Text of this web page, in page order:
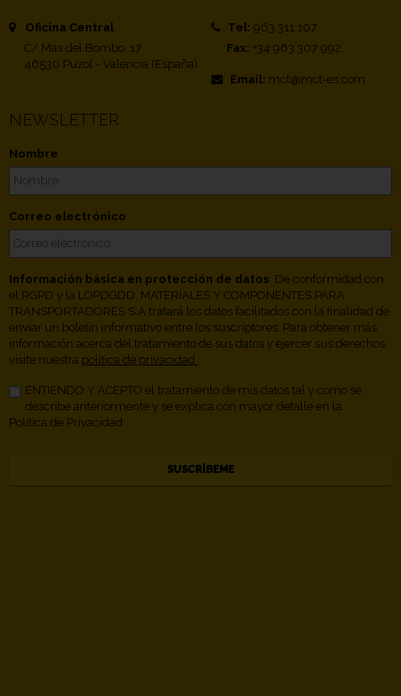
Oficina Central
C/ Mas del Bombo, 17
46530 Puzol - Valencia (España)
Tel: 963 311 107
Fax: +34 963 307 992
Email: mct@mct-es.com
NEWSLETTER
Nombre
Correo electrónico
Información básica en protección de datos . De conformidad con
el RGPD y la LOPDGDD, MATERIALES Y COMPONENTES PARA
TRANSPORTADORES S.A tratará los datos facilitados con la finalidad de
enviar un boletín informativo entre los suscriptores. Para obtener más
información acerca del tratamiento de sus datos y ejercer sus derechos,
visite nuestra política de privacidad.
ENTIENDO Y ACEPTO el tratamiento de mis datos tal y como se
describe anteriormente y se explica con mayor detalle en la
Política de Privacidad.